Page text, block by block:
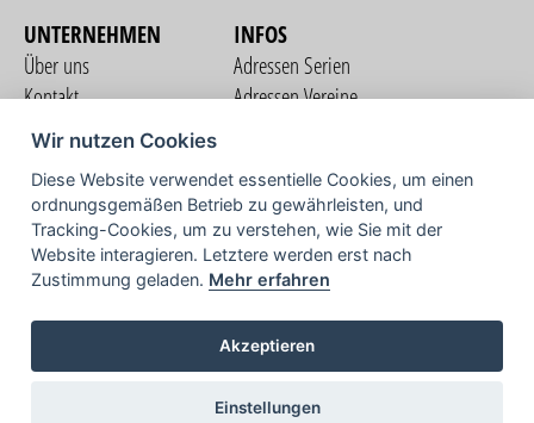
UNTERNEHMEN
Über uns
Kontakt
Nutzungsbedingungen
Datenschutzerklärung
Impressum
INFOS
Adressen Serien
Adressen Vereine
COMMUNITY
TV
Wir nutzen Cookies
Diese Website verwendet essentielle Cookies, um einen
ordnungsgemäßen Betrieb zu gewährleisten, und
Tracking-Cookies, um zu verstehen, wie Sie mit der
Website interagieren. Letztere werden erst nach
Zustimmung geladen. Mehr erfahren
Akzeptieren
Einstellungen